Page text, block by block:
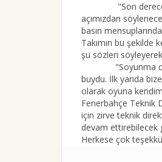
"Son derece
açımızdan
basın
Takımın bu şekilde
şu sözleri
"Soyunma
buydu. İlk yarıda
olarak oyuna
Fenerbahçe Teknik
için zirve teknik
devam ettirebilecek
Herkese çok